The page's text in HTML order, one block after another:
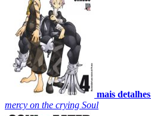
mais detalhes
mercy on the crying Soul